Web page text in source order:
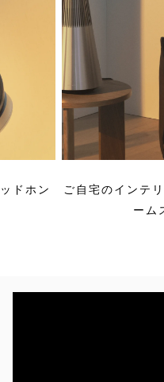
ドホン
ご自宅のインテ
ーム